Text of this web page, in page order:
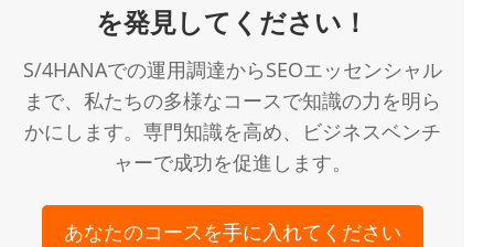
を発見してください！
S/4HANAでの運用調達からSEOエッセンシャル
まで、私たちの多様なコースで知識の力を明ら
かにします。専門知識を高め、ビジネスベンチ
ャーで成功を促進します。
あなたのコースを手に入れてください